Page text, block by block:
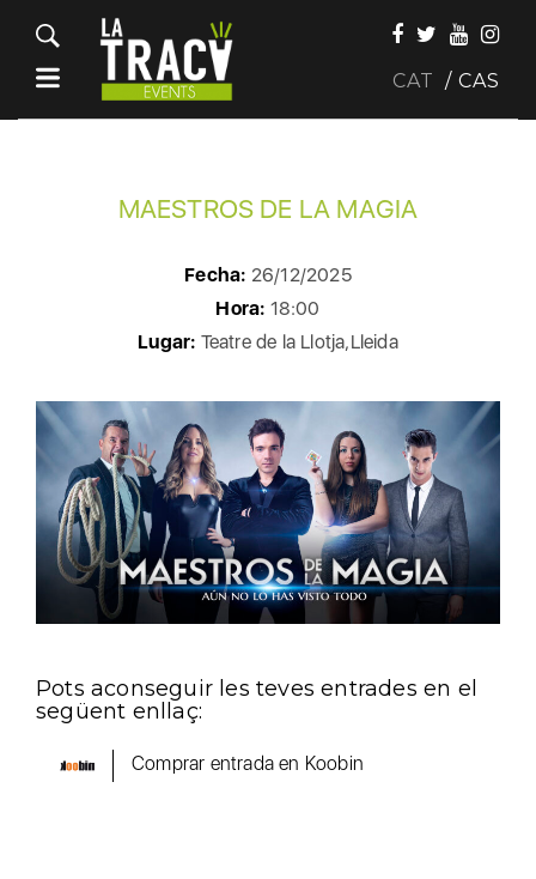
CAT CAS
MAESTROS DE LA MAGIA
Fecha: 26/12/2025
Hora: 18:00
Lugar: Teatre de la Llotja,Lleida
Pots aconseguir les teves entrades en el
següent enllaç:
Comprar entrada en Koobin